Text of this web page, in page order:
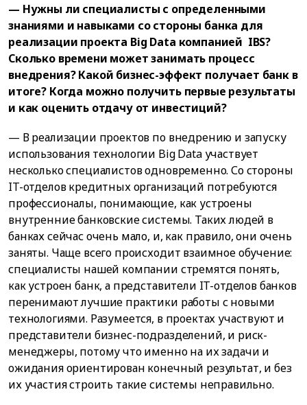
— Нужны ли специалисты с определенными
знаниями и навыками со стороны банка для
реализации проекта Big Data компанией IBS?
Сколько времени может занимать процесс
внедрения? Какой бизнес-эффект получает банк в
итоге? Когда можно получить первые результаты
и как оценить отдачу от инвестиций?
— В реализации проектов по внедрению и запуску
использования технологии Big Data участвует
несколько специалистов одновременно. Со стороны
IT-отделов кредитных организаций потребуются
профессионалы, понимающие, как устроены
внутренние банковские системы. Таких людей в
банках сейчас очень мало, и, как правило, они очень
заняты. Чаще всего происходит взаимное обучение:
специалисты нашей компании стремятся понять,
как устроен банк, а представители IT-отделов банков
перенимают лучшие практики работы с новыми
технологиями. Разумеется, в проектах участвуют и
представители бизнес-подразделений, и риск-
менеджеры, потому что именно на их задачи и
ожидания ориентирован конечный результат, и без
их участия строить такие системы неправильно.